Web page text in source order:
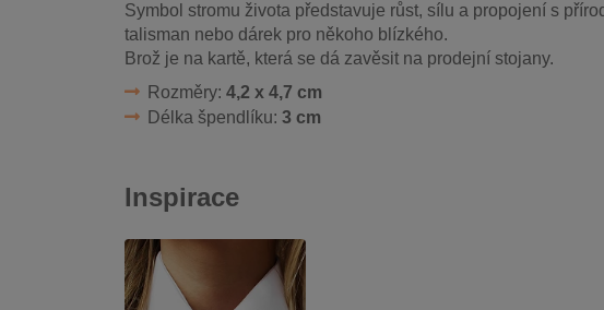
Symbol stromu života představuje růst, sílu a propojení s
talisman nebo dárek pro někoho blízkého.
Brož je na kartě, která se dá zavěsit na prodejní stojany.
Rozměry: 4,2 x 4,7 cm
Délka špendlíku: 3 cm
Inspirace